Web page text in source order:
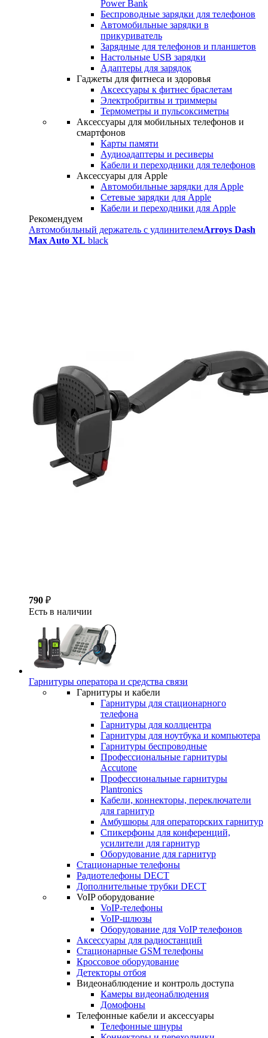
Power Bank
Беспроводные зарядки для телефонов
Автомобильные зарядки в
прикуриватель
Зарядные для телефонов и планшетов
Настольные USB зарядки
Адаптеры для зарядок
Гаджеты для фитнеса и здоровья
Аксессуары к фитнес браслетам
Электробритвы и триммеры
Термометры и пульсоксиметры
Аксессуары для мобильных телефонов и
смартфонов
Карты памяти
Аудиоадаптеры и ресиверы
Кабели и переходники для телефонов
Аксессуары для Apple
Автомобильные зарядки для Apple
Сетевые зарядки для Apple
Кабели и переходники для Apple
Рекомендуем
Автомобильный держатель с удлинителемArroys Dash
Max Auto XL black
790 ₽
Есть в наличии
Гарнитуры оператора и средства связи
Гарнитуры и кабели
Гарнитуры для стационарного
телефона
Гарнитуры для коллцентра
Гарнитуры для ноутбука и компьютера
Гарнитуры беспроводные
Профессиональные гарнитуры
Accutone
Профессиональные гарнитуры
Plantronics
Кабели, коннекторы, переключатели
для гарнитур
Амбушюры для операторских гарнитур
Cпикерфоны для конференций,
усилители для гарнитур
Оборудование для гарнитур
Стационарные телефоны
Радиотелефоны DECT
Дополнительные трубки DECT
VoIP оборудование
VoIP-телефоны
VoIP-шлюзы
Оборудование для VoIP телефонов
Аксессуары для радиостанций
Стационарные GSM телефоны
Кроссовое оборудование
Детекторы отбоя
Видеонаблюдение и контроль доступа
Камеры видеонаблюдения
Домофоны
Телефонные кабели и аксессуары
Телефонные шнуры